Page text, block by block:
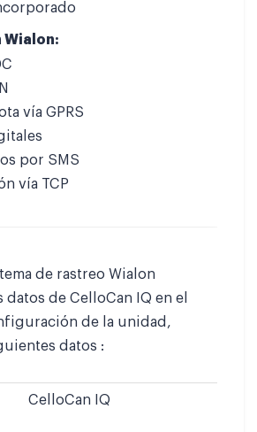
Wialon:
vía GPRS
por SMS
vía TCP
de rastreo Wialon
de CelloCan IQ en el
de la unidad,
datos :
CelloCan IQ